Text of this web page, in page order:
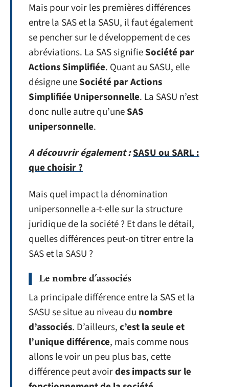
Mais pour voir les premières différences
entre la SAS et la SASU, il faut également
se pencher sur le développement de ces
abréviations. La SAS signifieSociété par
Actions Simplifiée. Quant au SASU, elle
désigne uneSociété par Actions
Simplifiée Unipersonnelle. La SASU n’est
donc nulle autre qu’uneSAS
unipersonnelle.
A découvrir également :SASU ou SARL :
que choisir ?
Mais quel impact la dénomination
unipersonnelle a-t-elle sur la structure
juridique de la société ? Et dans le détail,
quelles différences peut-on titrer entre la
SAS et la SASU ?
Le nombre d’associés
La principale différence entre la SAS et la
SASU se situe au niveau du nombre
d’associés. D’ailleurs,c’est la seule et
l’unique différence, mais comme nous
allons le voir un peu plus bas, cette
différence peut avoirdes impacts sur le